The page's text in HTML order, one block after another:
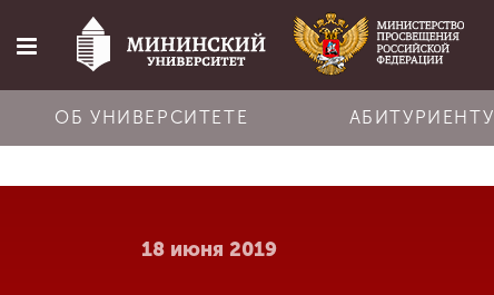
Главная
Об университете
ОБ УНИВЕРСИТЕТЕ АБИТУРИЕНТУ
18 июня 2019